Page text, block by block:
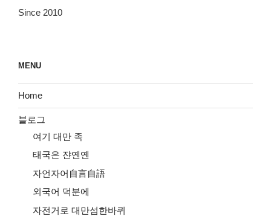
Since 2010
MENU
Home
블로그
여기 대만 족
태국은 쟌옌옌
자언자어自言自語
외국어 덕분에
자전거로 대만섬한바퀴